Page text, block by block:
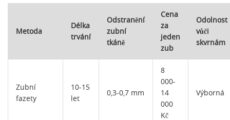
Metoda
Délka
trvání
Odstranění
zubní
tkáně
Cena
za
jeden
zub
Odolnost
vůči
skvrnám
Zubní
fazety
10-15
let
0,3-0,7 mm
8
000-
14
000
Kč
Výborná